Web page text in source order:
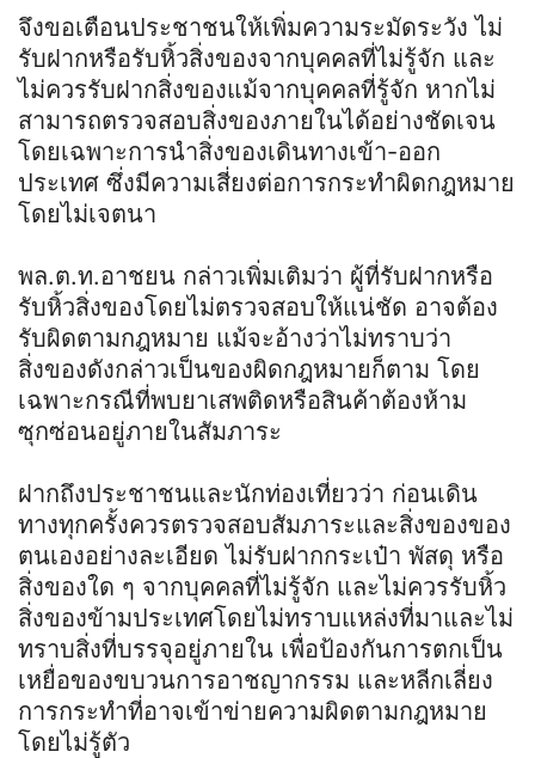
จึงขอเตือนประชาชนให้เพิ่มความระมัดระวัง ไม่
รับฝากหรือรับหิ้วสิ่งของจากบุคคลที่ไม่รู้จัก และ
ไม่ควรรับฝากสิ่งของแม้จากบุคคลที่รู้จัก หากไม่
สามารถตรวจสอบสิ่งของภายในได้อย่างชัดเจน
โดยเฉพาะการนำสิ่งของเดินทางเข้า-ออก
ประเทศ ซึ่งมีความเสี่ยงต่อการกระทำผิดกฎหมาย
โดยไม่เจตนา
พล.ต.ท.อาชยน กล่าวเพิ่มเติมว่า ผู้ที่รับฝากหรือ
รับหิ้วสิ่งของโดยไม่ตรวจสอบให้แน่ชัด อาจต้อง
รับผิดตามกฎหมาย แม้จะอ้างว่าไม่ทราบว่า
สิ่งของดังกล่าวเป็นของผิดกฎหมายก็ตาม โดย
เฉพาะกรณีที่พบยาเสพติดหรือสินค้าต้องห้าม
ซุกซ่อนอยู่ภายในสัมภาระ
ฝากถึงประชาชนและนักท่องเที่ยวว่า ก่อนเดิน
ทางทุกครั้งควรตรวจสอบสัมภาระและสิ่งของของ
ตนเองอย่างละเอียด ไม่รับฝากกระเป๋า พัสดุ หรือ
สิ่งของใด ๆ จากบุคคลที่ไม่รู้จัก และไม่ควรรับหิ้ว
สิ่งของข้ามประเทศโดยไม่ทราบแหล่งที่มาและไม่
ทราบสิ่งที่บรรจุอยู่ภายใน เพื่อป้องกันการตกเป็น
เหยื่อของขบวนการอาชญากรรม และหลีกเลี่ยง
การกระทำที่อาจเข้าข่ายความผิดตามกฎหมาย
โดยไม่รู้ตัว